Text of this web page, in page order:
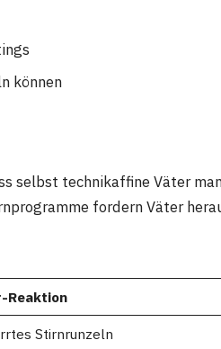
können
selbst technikaffine Väter
fordern Väter
Reaktion
Stirnrunzeln